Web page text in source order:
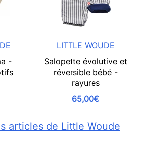
-
LITTLE WOUDE
Salopette évolutive et
réversible bébé -
rayures
65,00€
articles de Little Woude